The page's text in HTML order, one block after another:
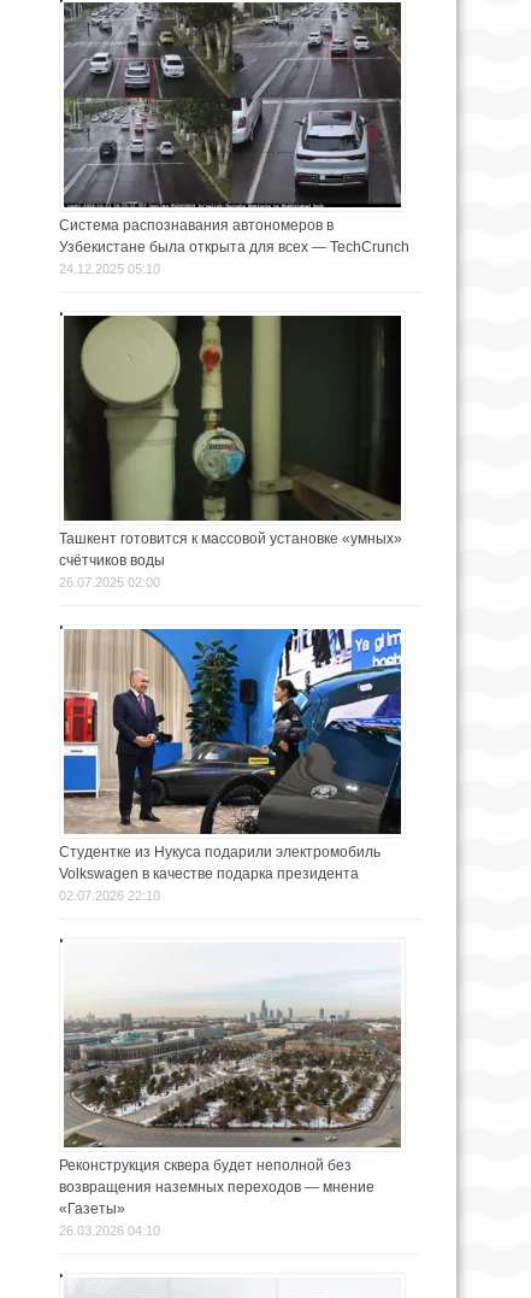
Система распознавания автономеров в
Узбекистане была открыта для всех — TechCrunch
24.12.2025 05:10
Ташкент готовится к массовой установке «умных»
счётчиков воды
26.07.2025 02:00
Студентке из Нукуса подарили электромобиль
Volkswagen в качестве подарка президента
02.07.2026 22:10
Реконструкция сквера будет неполной без
возвращения наземных переходов — мнение
«Газеты»
26.03.2026 04:10